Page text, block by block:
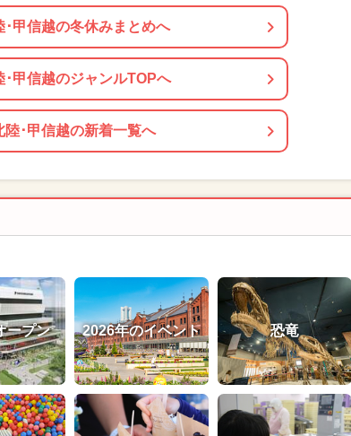
･甲信越の冬休みまとめへ
･甲信越のジャンルTOPへ
陸･甲信越の新着一覧へ
ープン 2026年のイベント 恐竜